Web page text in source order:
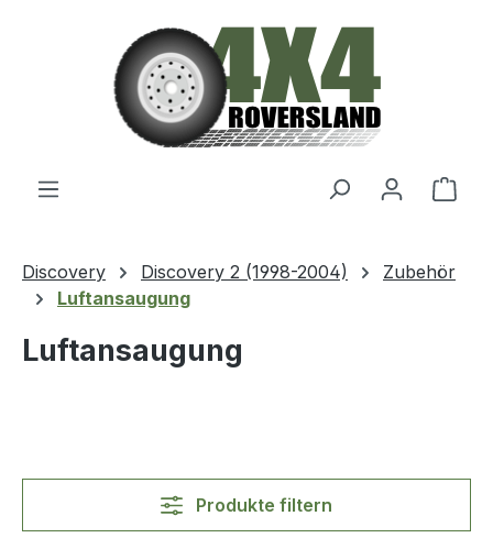
Zum Hauptinhalt springen
Discovery Discovery 2 (1998-2004)
Zubehör
Luftansaugung
Luftansaugung
Produkte filtern